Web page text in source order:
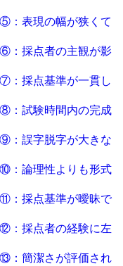
：表現の幅が狭くて
：採点者の主観が影
：採点基準が一貫し
：試験時間内の完成
：誤字脱字が大きな
：論理性よりも形式
：採点基準が曖昧で
：採点者の経験に左
：簡潔さが評価され